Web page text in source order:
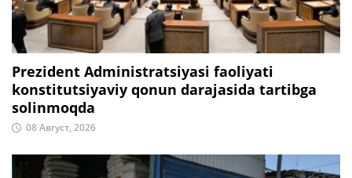
Prezident Administratsiyasi faoliyati
konstitutsiyaviy qonun darajasida tartibga
solinmoqda
08 Август, 2026